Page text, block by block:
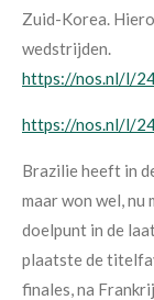
Zuid-Korea.
wedstrijden.
https://nos.nl/l/
https://nos.nl/l/
Brazilie heeft in
maar won wel,
doelpunt in de
plaatste de
finales, na